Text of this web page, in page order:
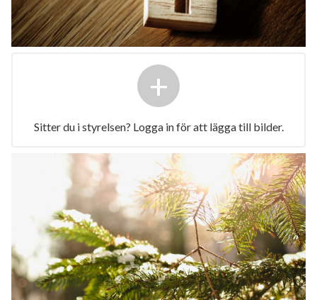
+
Sitter du i styrelsen? Logga in för att lägga till bilder.